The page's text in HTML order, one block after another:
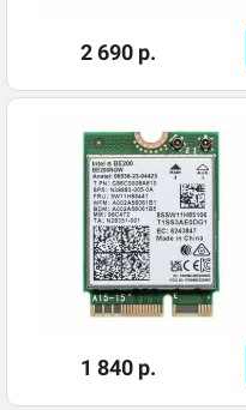
2 690 р.
1 840 р.